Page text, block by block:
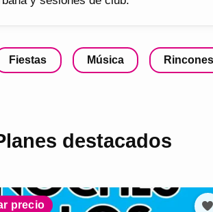
Fiestas Música Rincones
destacados
precio